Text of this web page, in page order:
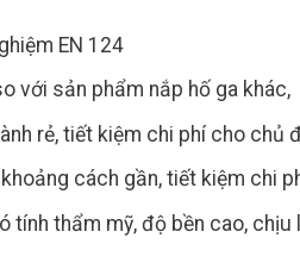
EN 124
với sản phẩm nắp hố ga khác,
rẻ, tiết kiệm chi phí cho chủ
cách gần, tiết kiệm chi
tính thẩm mỹ, độ bền cao,